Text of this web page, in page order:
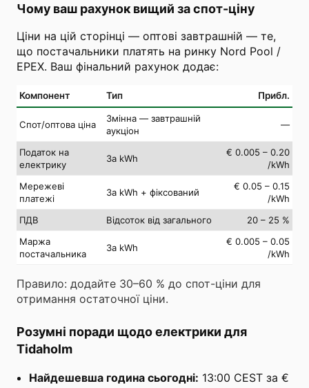
Чому ваш рахунок вищий за спот-ціну
Ціни на цій сторінці — оптові завтрашній — те,
що постачальники платять на ринку Nord Pool /
EPEX. Ваш фінальний рахунок додає:
Компонент Тип Прибл.
Спот/оптова ціна
Змінна — завтрашній
аукціон
—
Податок на
електрику
За kWh
€ 0.005 – 0.20
/kWh
Мережеві
платежі
За kWh + фіксований
€ 0.05 – 0.15
/kWh
ПДВ
Відсоток від загального
20 – 25 %
Маржа
постачальника
За kWh
€ 0.005 – 0.05
/kWh
Правило: додайте 30–60 % до спот-ціни для
отримання остаточної ціни.
Розумні поради щодо електрики для
Tidaholm
Найдешевша година сьогодні: 13:00 CEST за €